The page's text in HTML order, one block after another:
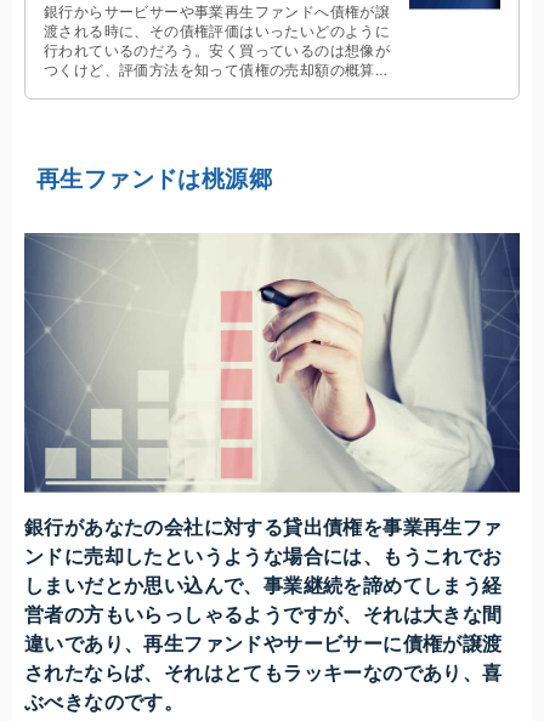
銀行からサービサーや事業再生ファンドへ債権が譲
渡される時に、その債権評価はいったいどのように
行われているのだろう。安く買っているのは想像が
つくけど、評価方法を知って債権の売却額の概算を
再生ファンドは桃源郷
銀行があなたの会社に対する貸出債権を事業再生ファ
ンドに売却したというような場合には、もうこれでお
しまいだとか思い込んで、事業継続を諦めてしまう経
営者の方もいらっしゃるようですが、それは大きな間
違いであり、再生ファンドやサービサーに債権が譲渡
されたならば、それはとてもラッキーなのであり、喜
ぶべきなのです。